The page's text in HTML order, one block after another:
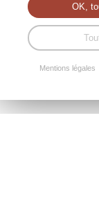
OK,
Mentions légales